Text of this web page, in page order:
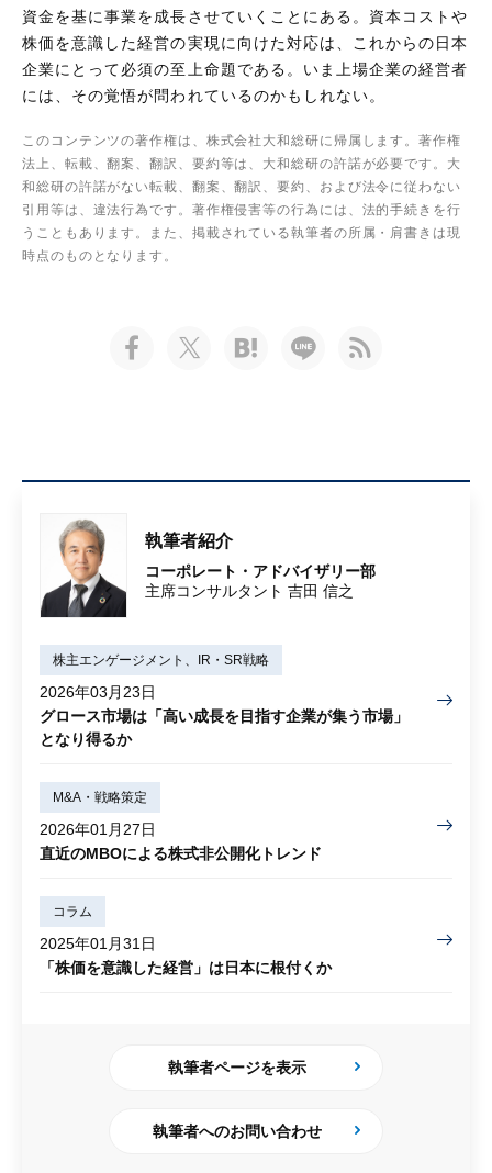
資金を基に事業を成長させていくことにある。資本コストや
株価を意識した経営の実現に向けた対応は、これからの日本
企業にとって必須の至上命題である。いま上場企業の経営者
には、その覚悟が問われているのかもしれない。
このコンテンツの著作権は、株式会社大和総研に帰属します。著作権
法上、転載、翻案、翻訳、要約等は、大和総研の許諾が必要です。大
和総研の許諾がない転載、翻案、翻訳、要約、および法令に従わない
引用等は、違法行為です。著作権侵害等の行為には、法的手続きを行
うこともあります。また、掲載されている執筆者の所属・肩書きは現
時点のものとなります。
執筆者紹介
コーポレート・アドバイザリー部
主席コンサルタント 吉田 信之
株主エンゲージメント、IR・SR戦略
2026年03月23日
グロース市場は「高い成長を目指す企業が集う市場」
となり得るか
M&A・戦略策定
2026年01月27日
直近のMBOによる株式非公開化トレンド
コラム
2025年01月31日
「株価を意識した経営」は日本に根付くか
執筆者ページを表示
執筆者へのお問い合わせ